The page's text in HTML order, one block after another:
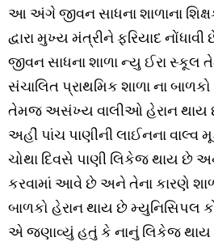
આ અંગે જીવન સાધના શાળાના
દ્વારા મુખ્ય મંત્રીને ફરિયાદ
જીવન સાધના શાળા ન્યુ ઈરા સ્કૂલ
સંચાલિત પ્રાથમિક શાળા ના
તેમજ અસંખ્ય વાલીઓ હેરાન થાય
અહીં પાંચ પાણીની લાઈનના વાલ્વ
ચોથા દિવસે પાણી લિકેજ થાય છે
કરવામાં આવે છે અને તેના કારણે
બાળકો હેરાન થાય છે મ્યુનિસિપલ
એ જણાવ્યું હતું કે નાનું લિકેજ થાય